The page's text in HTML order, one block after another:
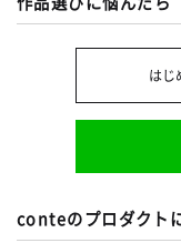
はじ
conteのプロダクト